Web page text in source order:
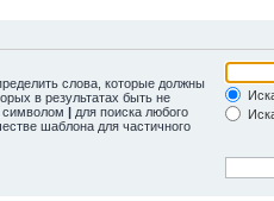
слова, которые должны
в результатах быть не
символом | для поиска любого
шаблона для частичного